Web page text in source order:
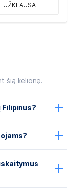
UŽKLAUSA
šią kelionę.
Filipinus?